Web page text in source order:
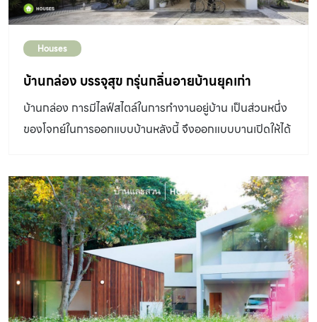
ละเอียดความต้องการให้ บ้านหลังเล็ก หลังนี้กลายเป็นรูป
มิติมาเรียบร้อยเพื่อให้ดูรูปแบบที่อยากได้ แต่ด้วยความที่ที่ดิน
แปลงนี้มีขนาดค่อนข้างเล็ก และเป็นรูปสี่เหลี่ยมคางหมู แบบ
ต้องนำฟังก์ชั่นที่ต้องการทั้งหมดมาจัดวางใหม่” เมื่อโจทย์
หลักคือการจัดสรรสเปซภายในให้กว้างขวางที่สุดเท่าที่จะเป็น
จากการกำหนด “แนวผนังทึบ” ที่เว้นระยะจากแนวเขตที่ดินรูป
สี่เหลี่ยมคางหมูโดยรอบด้านละ 50 เซนติเมตร* เพื่อกำหนด
ขอบเขตพื้นที่ใช้สอยภายใน บ้านหลังเล็ก ให้ใหญ่ที่สุดเท่าที่จะ
เป็นไปได้ ในกรณีนี้ ตามข้อบัญญัติกรุงเทพมหานคร เรื่อง
ควบคุมอาคาร พ.ศ. 2544 บ้านพักอาศัยที่มีพื้นที่ไม่เกิน 300
ตารางเมตร ให้ก่อสร้างผนังทึบห่างจากแนวเขตที่ดินอย่าง
น้อย 50 […]
Houses
บ้านกล่อง บรรจุสุข กรุ่นกลิ่นอายบ้านยุคเก่า
บ้านกล่อง การมีไลฟ์สไตล์ในการทำงานอยู่บ้าน เป็นส่วนหนึ่ง
ของโจทย์ในการออกแบบบ้านหลังนี้ จึงออกแบบบานเปิดให้ได้